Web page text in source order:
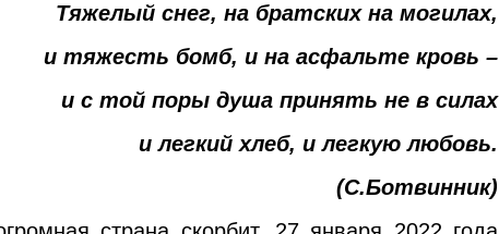
Тяжелый снег, на братских на могилах,
и тяжесть бомб, и на асфальте кровь –
и с той поры душа принять не в силах
и легкий хлеб, и легкую любовь.
(С.Ботвинник)